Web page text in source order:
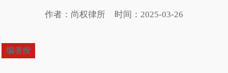
作者：尚权律所 时间：2025-03-26
编者按